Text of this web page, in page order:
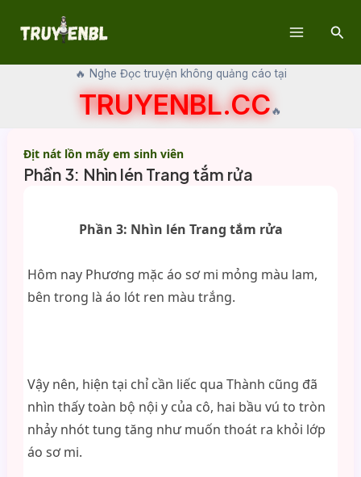
🔥 Nghe Đọc truyện không quảng cáo tại
TRUYENBL.CC🔥
Địt nát lồn mấy em sinh viên
Phần 3: Nhìn lén Trang tắm rửa
Phần 3: Nhìn lén Trang tắm rửa
Hôm nay Phương mặc áo sơ mi mỏng màu lam,
bên trong là áo lót ren màu trắng.
Vậy nên, hiện tại chỉ cần liếc qua Thành cũng đã
nhìn thấy toàn bộ nội y của cô, hai bầu vú to tròn
nhảy nhót tung tăng như muốn thoát ra khỏi lớp
áo sơ mi.